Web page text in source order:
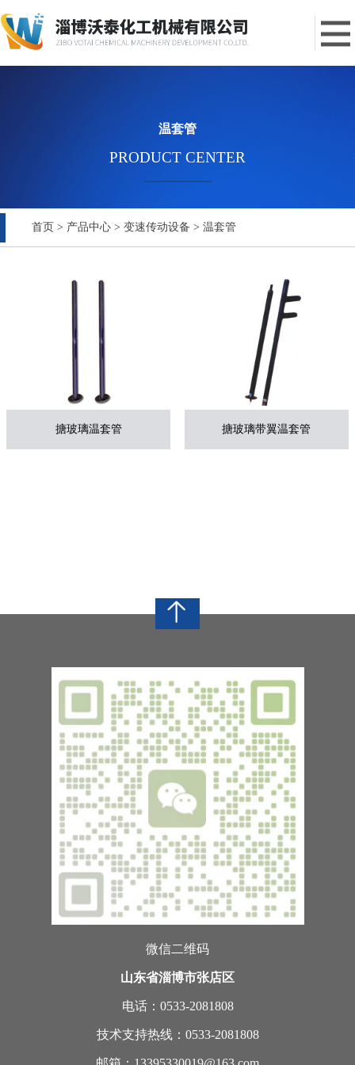
温套管
PRODUCT CENTER
首页 > 产品中心 > 变速传动设备 > 温套管
搪玻璃温套管 搪玻璃带翼温套管
微信二维码
山东省淄博市张店区
电话：0533-2081808
技术支持热线：0533-2081808